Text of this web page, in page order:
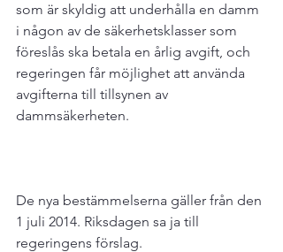
som är skyldig att underhålla en damm
i någon av de säkerhetsklasser som
föreslås ska betala en årlig avgift, och
regeringen får möjlighet att använda
avgifterna till tillsynen av
De nya bestämmelserna gäller från den
1 juli 2014. Riksdagen sa ja till
regeringens förslag.